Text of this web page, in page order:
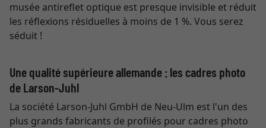
musée antireflet optique est presque invisible et réduit
les réflexions résiduelles à moins de 1 %. Vous serez
séduit !
Une qualité supérieure allemande : les cadres photo
de Larson-Juhl
La société Larson-Juhl GmbH de Neu-Ulm est l'un des
plus grands fabricants de profilés pour cadres photo